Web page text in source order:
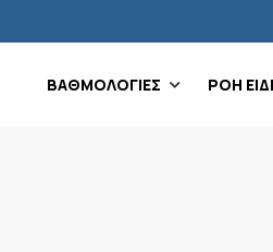
ΒΑΘΜΟΛΟΓΙΕΣ ΡΟΗ